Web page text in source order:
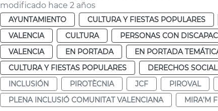
modificado hace 2 años
AYUNTAMIENTO CULTURA Y FIESTAS POPULARES
VALENCIA
CULTURA PERSONAS CON
VALENCIA
EN PORTADA EN PORTADA
CULTURA Y FIESTAS POPULARES
DERECHOS
INCLUSIÓN
PIROTÈCNIA JCF PIROVAL
PLENA INCLUSIÓ COMUNITAT VALENCIANA
MIRA’M